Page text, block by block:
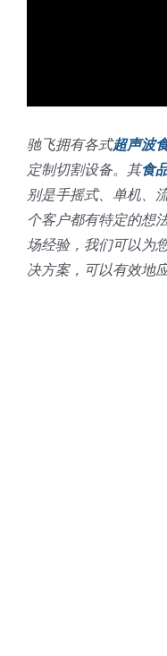
驰飞拥有各式超声波
定制切割设备。其食
别是手摇式、单机、
个客户都有特定的想
场经验，我们可以为
决方案，可以有效地